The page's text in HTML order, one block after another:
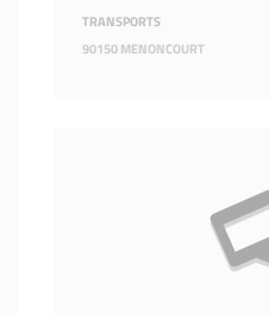
TRANSPORTS
90150 MENONCOURT